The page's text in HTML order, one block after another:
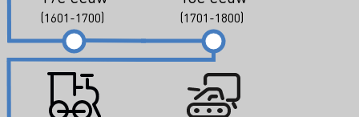
(1601-1700) (1701-1800)